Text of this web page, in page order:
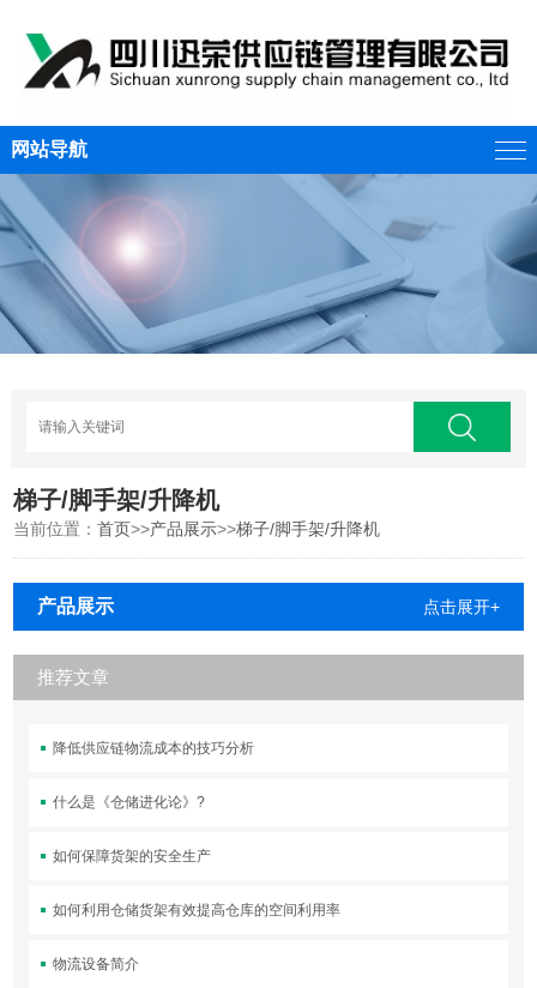
网站导航
梯子/脚手架/升降机
当前位置：首页>>产品展示>>梯子/脚手架/升降机
产品展示 点击展开+
推荐文章
降低供应链物流成本的技巧分析
什么是《仓储进化论》?
如何保障货架的安全生产
如何利用仓储货架有效提高仓库的空间利用率
物流设备简介